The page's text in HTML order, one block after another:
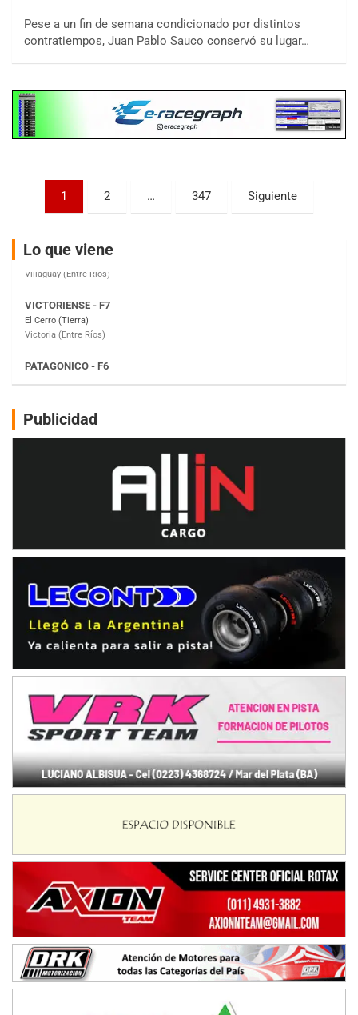
Pese a un fin de semana condicionado por distintos
contratiempos, Juan Pablo Sauco conservó su lugar…
Paginación
entradas
1 2 … 347 Siguiente
Lo que viene
08/09-AGO
IAME SERIES ARGENTINA 6
Ramiro Tot (Asfalto)
KDO - F6
Ciudad de Trenque Lauquen (Asfalto)
Trenque Lauquen (Buenos Aires)
Villaguay (Entre Ríos)
El Cerro (Tierra)
Victoria (Entre Ríos)
Moto Club Reginense (Tierra)
Gral. E. Godoy (Río Negro)
Juventud Unida (Tierra)
NORESTE SANTAFESINO - F6
Ciudad de Avellaneda (Asfalto)
Avellaneda (Santa Fe)
SUR SANTAFESINO - F4
José Samuel Sánchez (Tierra)
Juan Navarro (Asfalto)
COBERTURA ESPECIAL DE E-KART.COM.AR
08/09-AGO
Ramiro Tot (Asfalto)
Baradero (Buenos Aires)
KDO - F6
Ciudad de Trenque Lauquen (Asfalto)
Trenque Lauquen (Buenos Aires)
ENTRERRIANO - F6 (POSTERGADA)
Parque de la Velocidad (Asfalto)
Villaguay (Entre Ríos)
PATAGONICO - F6
Moto Club Reginense (Tierra)
Gral. E. Godoy (Río Negro)
CSK - F7
Juventud Unida (Tierra)
Humboldt (Santa Fe)
Publicidad